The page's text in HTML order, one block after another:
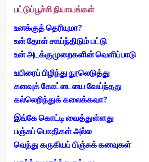
பட்டுப்பூச்சிநியாயங்கள்
உனக்குத்தெரியுமா?
உன்தோள்சாய்ந்திடும்பட்டு
உன்அடக்குமுறைகளின்வெளிப்பாடு
உயிரைப்பிழிந்து நூலெடுத்து
கனவுக்கோட்டையைவேய்ந்தது
கல்லெறிந்துக்கலைக்கவா?
இங்கேகொட்டிவைத்துள்ளது
பஞ்சுப்பொதிகள்அல்ல
வெந்துகருகியப்பிஞ்சுக்கனவுகள்